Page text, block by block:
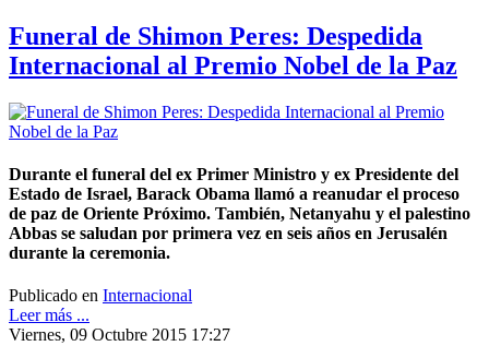
Funeral de Shimon Peres: Despedida
Internacional al Premio Nobel de la Paz
Durante el funeral del ex Primer Ministro y ex Presidente del
Estado de Israel, Barack Obama llamó a reanudar el proceso
de paz de Oriente Próximo. También, Netanyahu y el palestino
Abbas se saludan por primera vez en seis años en Jerusalén
durante la ceremonia.
Publicado en Internacional
Leer más ...
Viernes, 09 Octubre 2015 17:27